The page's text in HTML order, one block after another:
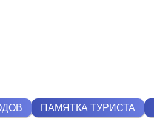
ПАМЯТКА ТУРИСТА